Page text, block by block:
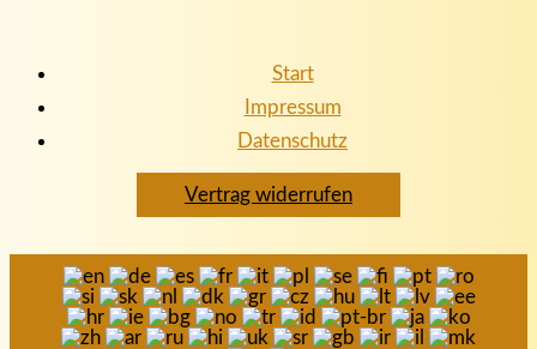
Start
Impressum
Datenschutz
Vertrag widerrufen